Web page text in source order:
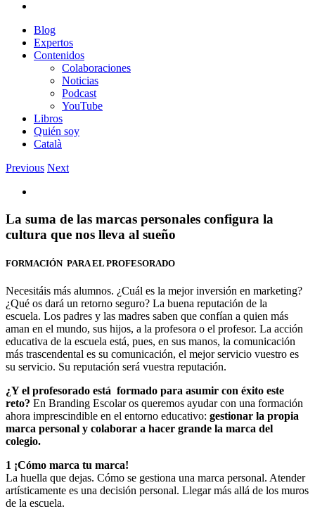
Blog
Expertos
Contenidos
Colaboraciones
Noticias
Podcast
YouTube
Libros
Quién soy
Català
Previous Next
Image
La suma de las marcas personales configura la
cultura que nos lleva al sueño
FORMACIÓN PARA EL PROFESORADO
Necesitáis más alumnos. ¿Cuál es la mejor inversión en marketing?
¿Qué os dará un retorno seguro? La buena reputación de la
escuela. Los padres y las madres saben que confían a quien más
aman en el mundo, sus hijos, a la profesora o el profesor. La acción
educativa de la escuela está, pues, en sus manos, la comunicación
más trascendental es su comunicación, el mejor servicio vuestro es
su servicio. Su reputación será vuestra reputación.
¿Y el profesorado está formado para asumir con éxito este
reto? En Branding Escolar os queremos ayudar con una formación
ahora imprescindible en el entorno educativo: gestionar la propia
marca personal y colaborar a hacer grande la marca del
colegio.
1 ¡Cómo marca tu marca!
La huella que dejas. Cómo se gestiona una marca personal. Atender
artísticamente es una decisión personal. Llegar más allá de los muros
de la escuela.